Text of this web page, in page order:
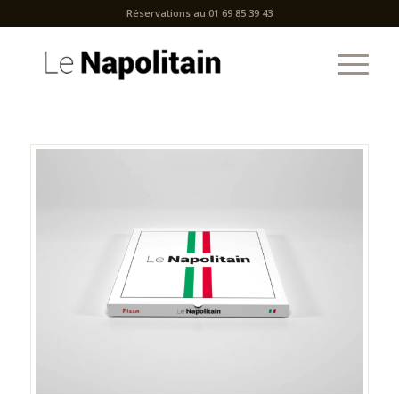
Réservations au 01 69 85 39 43